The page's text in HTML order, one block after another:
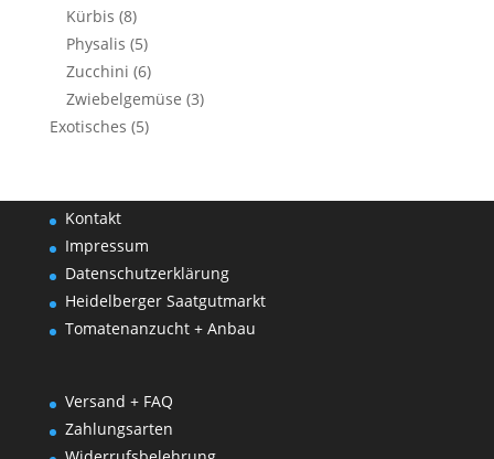
Kürbis (8)
Physalis (5)
Zucchini (6)
Zwiebelgemüse (3)
Exotisches (5)
Kontakt
Impressum
Datenschutzerklärung
Heidelberger Saatgutmarkt
Tomatenanzucht + Anbau
Versand + FAQ
Zahlungsarten